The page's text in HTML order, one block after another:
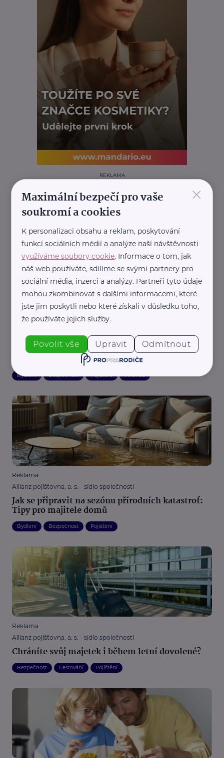
REKLAMA
Další články
Reklama
Allianz pojišťovna, a. s. - sídlo společnosti
Vaše věci v bezpečí: Jak chránit váš movitý
majetek před krádeží nebo poškozením
Bydlení Bezpečnost Pojištění Finance
Reklama
Allianz pojišťovna, a. s. - sídlo společnosti
Jak se připravit na sezónu přírodních katastrof:
Tipy pro majitele domů
Bydlení Bezpečnost Pojištění
Reklama
Allianz pojišťovna, a. s. - sídlo společnosti
Chráníte svůj majetek i během letní dovolené?
Bezpečnost Cestování Pojištění
×
Maximální bezpečí pro vaše
soukromí a cookies
K personalizaci obsahu a reklam, poskytování
funkcí sociálních médií a analýze naší návštěvnosti
využíváme soubory cookie. Informace o tom, jak
náš web používáte, sdílíme se svými partnery pro
sociální média, inzerci a analýzy. Partneři tyto údaje
mohou zkombinovat s dalšími informacemi, které
jste jim poskytli nebo které získali v důsledku toho,
že používáte jejich služby.
Povolit vše Upravit Odmítnout